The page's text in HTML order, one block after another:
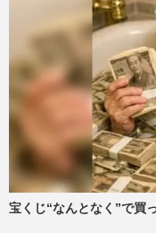
宝くじ“なんとなく”で買